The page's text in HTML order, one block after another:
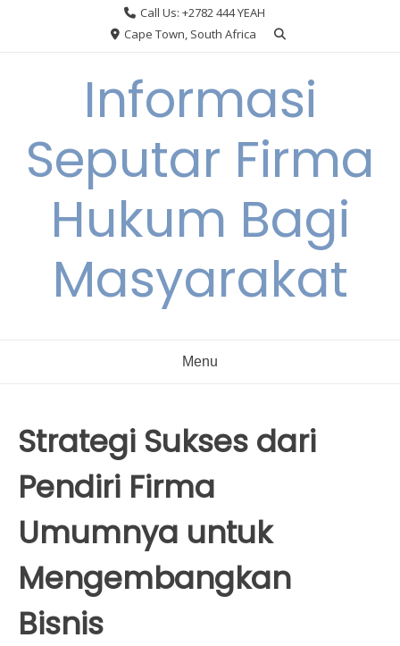
Call Us: +2782 444 YEAH
Cape Town, South Africa
Informasi
Seputar Firma
Hukum Bagi
Masyarakat
Menu
Strategi Sukses dari
Pendiri Firma
Umumnya untuk
Mengembangkan
Bisnis